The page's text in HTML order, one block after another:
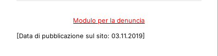
Modulo per la denuncia
[Data di pubblicazione sul sito: 03.11.2019]